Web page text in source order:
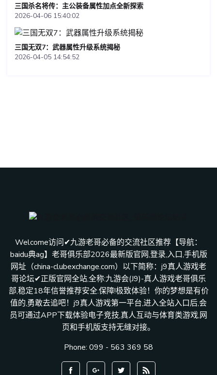
三国杀名将传：主公装备属性加点全新探索
2026-04-06 15:40:02
三国无双7：武器属性升级系统揭秘
2026-04-05 14:54:52
Welcome访问✔九游老哥必备的交流社区推荐【导航：
baidu典ag】老哥俱乐部2026最新版官网,登录,入口,手机版
网址（china-clubexchange.com）以下简称：j9真人游戏老
哥论坛✔正版官网全站,全称:九游会(J9)-真人游戏老哥俱乐
部,稳定18年信誉推荐安全.保障!极致体验！你的梦想是有价
值的,勇敢去追吧！j9真人游戏第一平台,进入全站入口后,会
员可通过APP下载体验电子竞技,真人互动与体育类游戏,网
页和手机版支持无缝对接。
Phone: 099 - 563 369 58